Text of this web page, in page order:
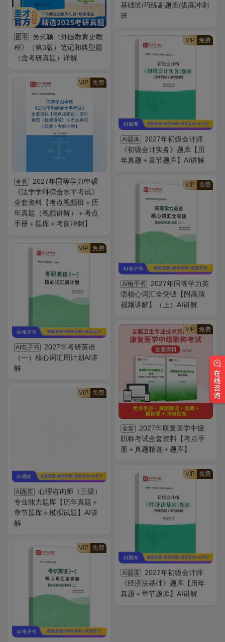
基础班/巧练刷题班/拔高冲刺
班
图书
吴式颖《外国教育史教
程》（第3版）笔记和典型题
（含考研真题）详解
VIP 免费
AI题库
2027年初级会计师
《初级会计实务》题库【历
年真题＋章节题库】AI讲解
VIP 免费
全套
2027年同等学力申硕
《法学学科综合水平考试》
全套资料【考点视频班＋历
年真题（视频讲解）＋考点
手册＋题库＋考前冲刺】
VIP 免费
AI电子书
2027年同等学力英
语核心词汇全突破【附高清
视频讲解】（上）AI讲解
VIP 免费
AI电子书
2027年考研英语
（一）核心词汇周计划AI讲
解
VIP 免费
全套
2027年康复医学中级
职称考试全套资料【考点手
册＋真题精选＋题库】
VIP 免费
AI题库
心理咨询师（三级）
专业能力题库【历年真题＋
章节题库＋模拟试题】AI讲
解
VIP 免费
AI题库
2027年初级会计师
《经济法基础》题库【历年
真题＋章节题库】AI讲解
VIP 免费